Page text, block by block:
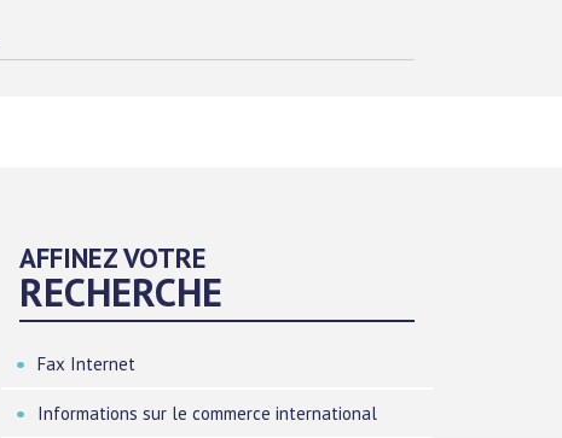
AFFINEZ VOTRE
RECHERCHE
Fax Internet
Informations sur le commerce international